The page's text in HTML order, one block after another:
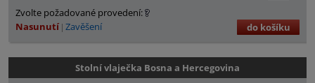
Zvolte požadované provedení:
Nasunutí Zavěšení do košíku
Stolní vlaječka Bosna a Hercegovina